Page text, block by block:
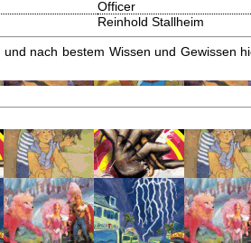
Officer
Reinhold Stallheim
nach bestem Wissen und Gewissen